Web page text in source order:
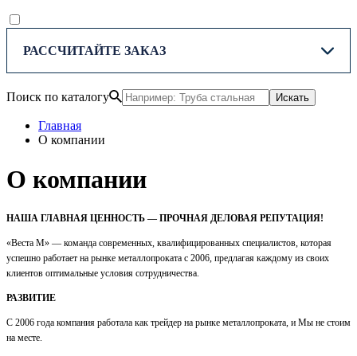
РАССЧИТАЙТЕ ЗАКАЗ
Поиск по каталогу Искать
Главная
О компании
О компании
НАША ГЛАВНАЯ ЦЕННОСТЬ — ПРОЧНАЯ ДЕЛОВАЯ РЕПУТАЦИЯ!
«Веста М» — команда современных, квалифицированных специалистов, которая
успешно работает на рынке металлопроката c 2006, предлагая каждому из своих
клиентов оптимальные условия сотрудничества.
РАЗВИТИЕ
С 2006 года компания работала как трейдер на рынке металлопроката, и Мы не стоим
на месте.